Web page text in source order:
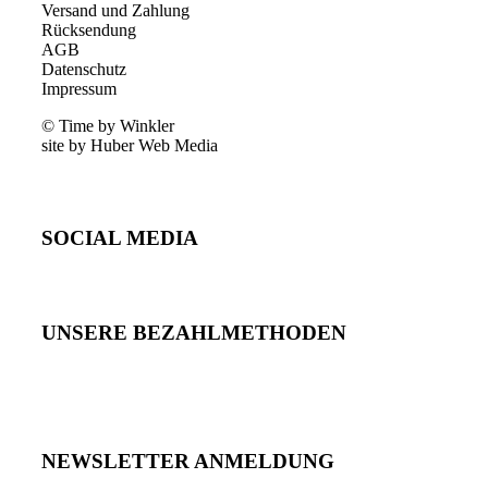
Versand und Zahlung
Rücksendung
AGB
Datenschutz
Impressum
© Time by Winkler
site by Huber Web Media
SOCIAL MEDIA
UNSERE BEZAHLMETHODEN
NEWSLETTER ANMELDUNG